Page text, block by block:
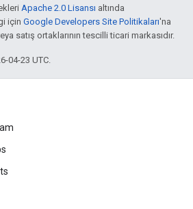
Apache 2.0 Lisansı altında
için Google Developers Site Politikaları'na
satış ortaklarının tescilli ticari markasıdır.
04-23 UTC.